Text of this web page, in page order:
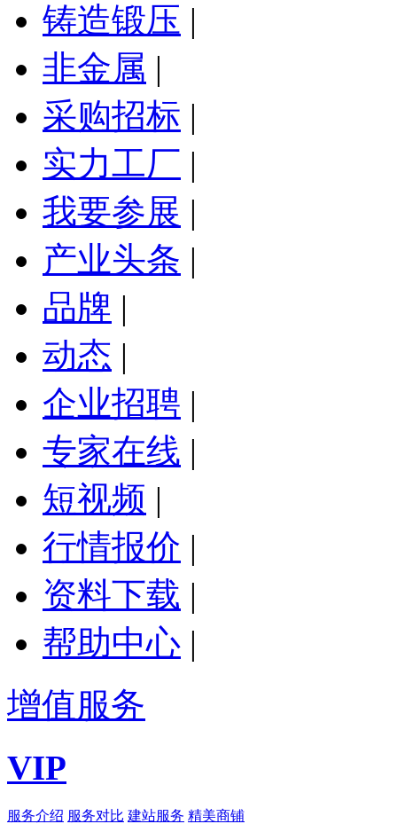
铸造锻压 |
非金属 |
采购招标 |
实力工厂 |
我要参展 |
产业头条 |
品牌 |
动态 |
企业招聘 |
专家在线 |
短视频 |
行情报价 |
资料下载 |
帮助中心 |
增值服务
VIP
服务介绍 服务对比 建站服务 精美商铺